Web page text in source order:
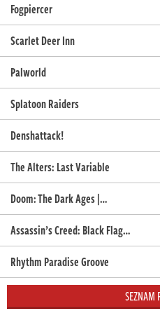
Fogpiercer
Scarlet Deer Inn
Palworld
Splatoon Raiders
Denshattack!
The Alters: Last Variable
Doom: The Dark Ages |…
Assassin’s Creed: Black Flag…
Rhythm Paradise Groove
SEZNAM